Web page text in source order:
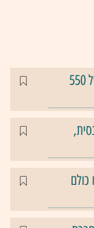
גד זאבי במגעים לרכישת קבוצת גדות לפי שווי של 550